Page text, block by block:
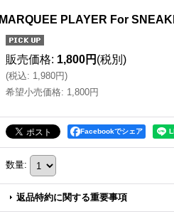
MARQUEE PLAYER For
販売価格: 1,800円 (税別)
(税込: 1,980円)
希望小売価格: 1,800円
Facebookでシェア
数量:
返品特約に関する重要事項